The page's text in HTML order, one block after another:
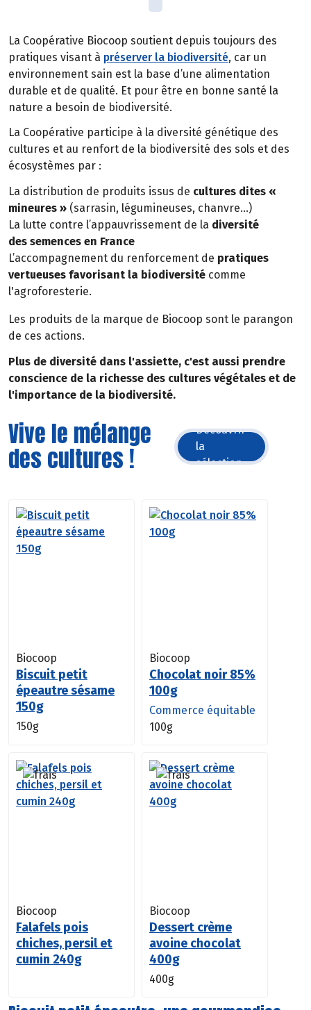
La Coopérative Biocoop soutient depuis toujours des
pratiques visant à préserver la biodiversité, car un
environnement sain est la base d’une alimentation
durable et de qualité. Et pour être en bonne santé la
nature a besoin de biodiversité.
La Coopérative participe à la diversité génétique des
cultures et au renfort de la biodiversité des sols et des
écosystèmes par :
La distribution de produits issus de cultures dites «
mineures » (sarrasin, légumineuses, chanvre…)
La lutte contre l’appauvrissement de la diversité
des semences en France
L’accompagnement du renforcement de pratiques
vertueuses favorisant la biodiversité comme
l'agroforesterie.
Les produits de la marque de Biocoop sont le parangon
de ces actions.
Plus de diversité dans l'assiette, c'est aussi prendre
conscience de la richesse des cultures végétales et de
l'importance de la biodiversité.
Vive le mélange
des cultures !
Découvrir
la
sélection
Biocoop
Biscuit petit
épeautre sésame
150g
150g
Biocoop
Chocolat noir 85%
100g
Commerce équitable
100g
Biocoop
Falafels pois
chiches, persil et
cumin 240g
Biocoop
Dessert crème
avoine chocolat
400g
400g